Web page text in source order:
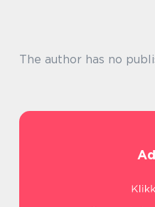
The author has no